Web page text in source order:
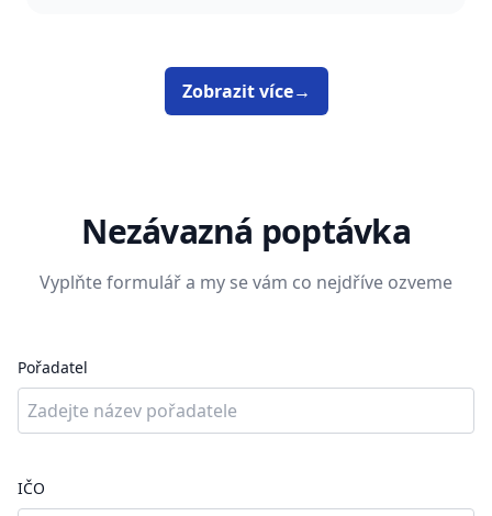
Zobrazit více→
Nezávazná poptávka
Vyplňte formulář a my se vám co nejdříve ozveme
Pořadatel
IČO